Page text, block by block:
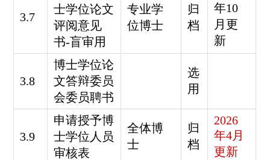
3.7
士学位论文
评阅意见
书-盲审用
专业学
位博士
归
档
年10
月更
新
3.8
博士学位论
文答辩委员
会委员聘书
选
用
3.9
申请授予博
士学位人员
审核表
全体博
士
归
档
2026
年4月
更新